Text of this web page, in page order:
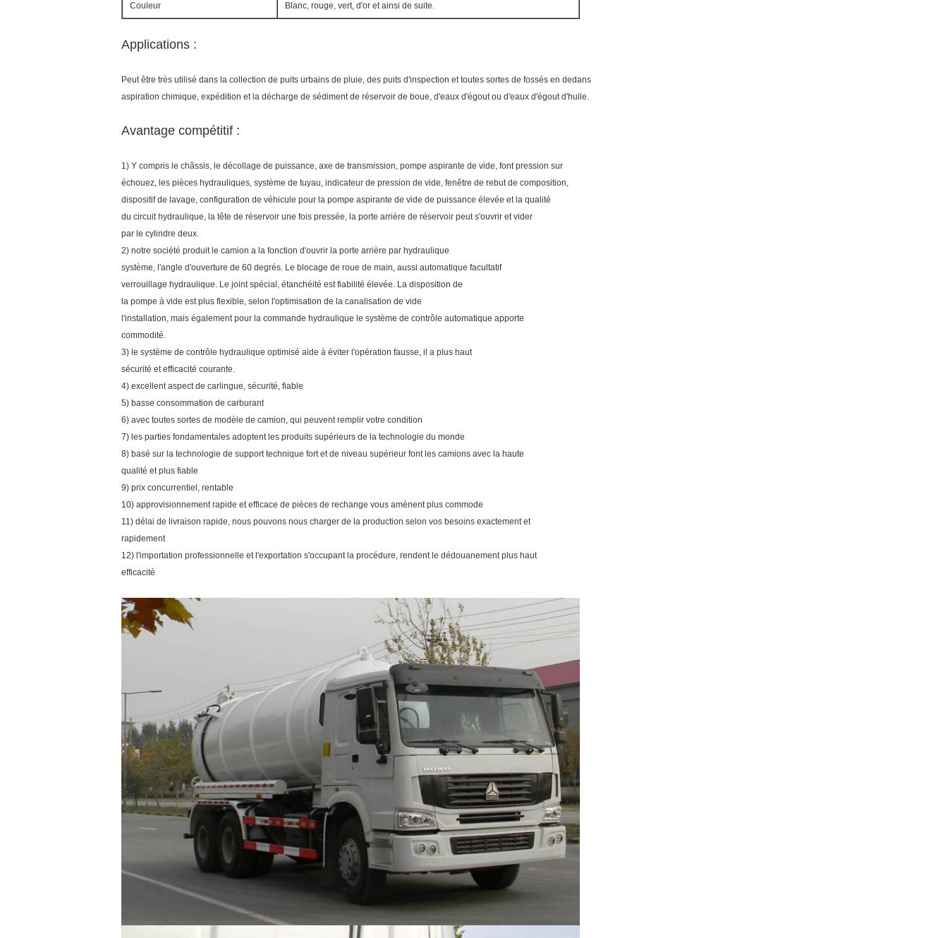
Couleur Blanc, rouge, vert, d'or et ainsi de suite.
Applications :
Peut être très utilisé dans la collection de puits urbains de pluie, des puits d'inspection et toutes sortes de fossés en dedans
aspiration chimique, expédition et la décharge de sédiment de réservoir de boue, d'eaux d'égout ou d'eaux d'égout d'huile.
Avantage compétitif :
1) Y compris le châssis, le décollage de puissance, axe de transmission, pompe aspirante de vide, font pression sur
échouez, les pièces hydrauliques, système de tuyau, indicateur de pression de vide, fenêtre de rebut de composition,
dispositif de lavage, configuration de véhicule pour la pompe aspirante de vide de puissance élevée et la qualité
du circuit hydraulique, la tête de réservoir une fois pressée, la porte arrière de réservoir peut s'ouvrir et vider
par le cylindre deux.
2) notre société produit le camion a la fonction d'ouvrir la porte arrière par hydraulique
système, l'angle d'ouverture de 60 degrés. Le blocage de roue de main, aussi automatique facultatif
verrouillage hydraulique. Le joint spécial, étanchéité est fiabilité élevée. La disposition de
la pompe à vide est plus flexible, selon l'optimisation de la canalisation de vide
l'installation, mais également pour la commande hydraulique le système de contrôle automatique apporte
commodité.
3) le système de contrôle hydraulique optimisé aide à éviter l'opération fausse, il a plus haut
sécurité et efficacité courante.
4) excellent aspect de carlingue, sécurité, fiable
5) basse consommation de carburant
6) avec toutes sortes de modèle de camion, qui peuvent remplir votre condition
7) les parties fondamentales adoptent les produits supérieurs de la technologie du monde
8) basé sur la technologie de support technique fort et de niveau supérieur font les camions avec la haute
qualité et plus fiable
9) prix concurrentiel, rentable
10) approvisionnement rapide et efficace de pièces de rechange vous amènent plus commode
11) délai de livraison rapide, nous pouvons nous charger de la production selon vos besoins exactement et
rapidement
12) l'importation professionnelle et l'exportation s'occupant la procédure, rendent le dédouanement plus haut
efficacité